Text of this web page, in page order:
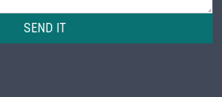
SEND IT